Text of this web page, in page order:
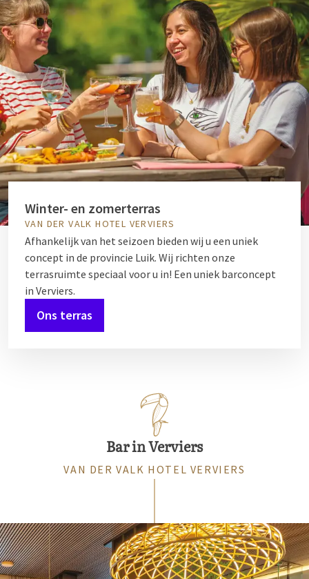
Winter- en zomerterras
VAN DER VALK HOTEL VERVIERS
Afhankelijk van het seizoen bieden wij u een uniek
concept in de provincie Luik. Wij richten onze
terrasruimte speciaal voor u in! Een uniek barconcept
in Verviers.
Ons terras
Bar in Verviers
VAN DER VALK HOTEL VERVIERS